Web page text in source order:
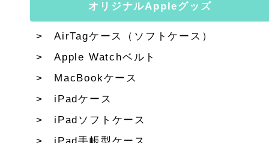
オリジナルAppleグッズ
AirTagケース（ソフトケース）
Apple Watchベルト
MacBookケース
iPadケース
iPadソフトケース